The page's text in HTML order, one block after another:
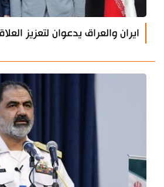
ايران والعراق يدعوان لتعزيز